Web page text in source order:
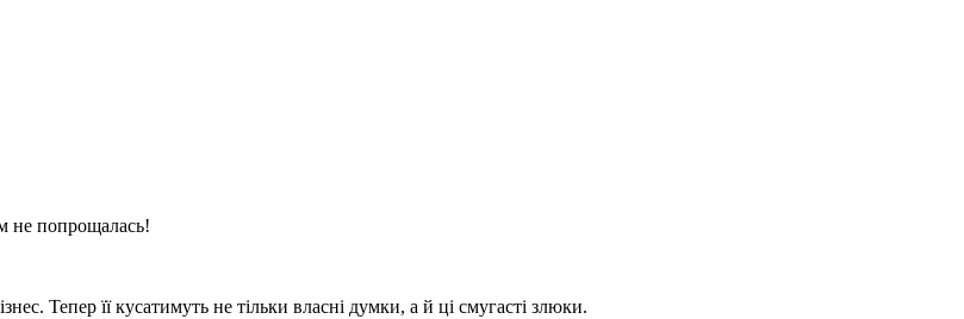
не попрощалась!
Тепер її кусатимуть не тільки власні думки, а й ці смугасті злюки.